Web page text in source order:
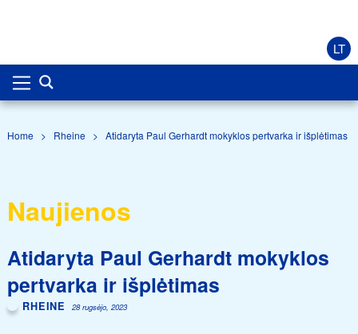
LT
Home > Rheine > Atidaryta Paul Gerhardt mokyklos pertvarka ir išplėtimas
Naujienos
Atidaryta Paul Gerhardt mokyklos
pertvarka ir išplėtimas
RHEINE 28 rugsėjo, 2023